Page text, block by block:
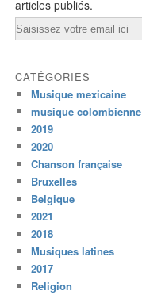
articles publiés.
Email
CATÉGORIES
Musique mexicaine
musique colombienne
2019
2020
Chanson française
Bruxelles
Belgique
2021
2018
Musiques latines
2017
Religion